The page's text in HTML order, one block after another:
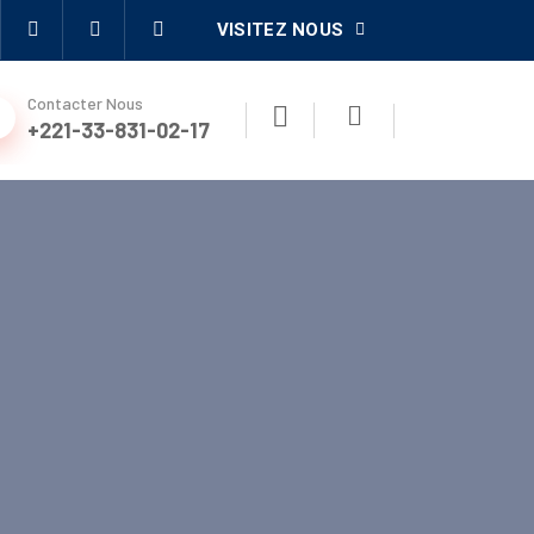
VISITEZ NOUS
Contacter Nous
+221-33-831-02-17